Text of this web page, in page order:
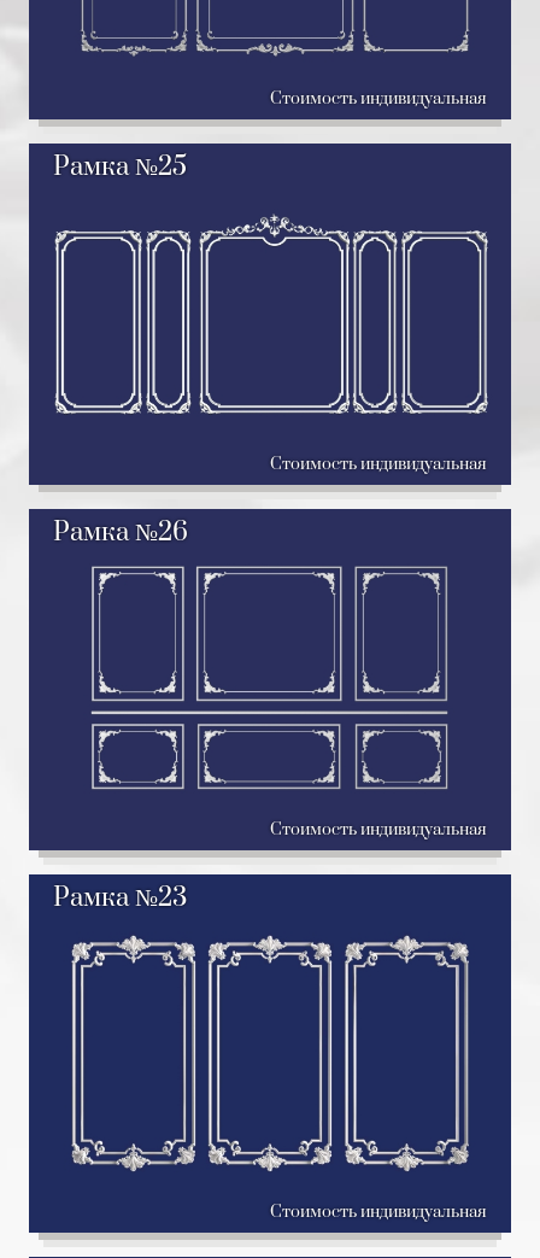
Стоимость индивидуальная
Рамка №25
Стоимость индивидуальная
Рамка №26
Стоимость индивидуальная
Рамка №23
Стоимость индивидуальная